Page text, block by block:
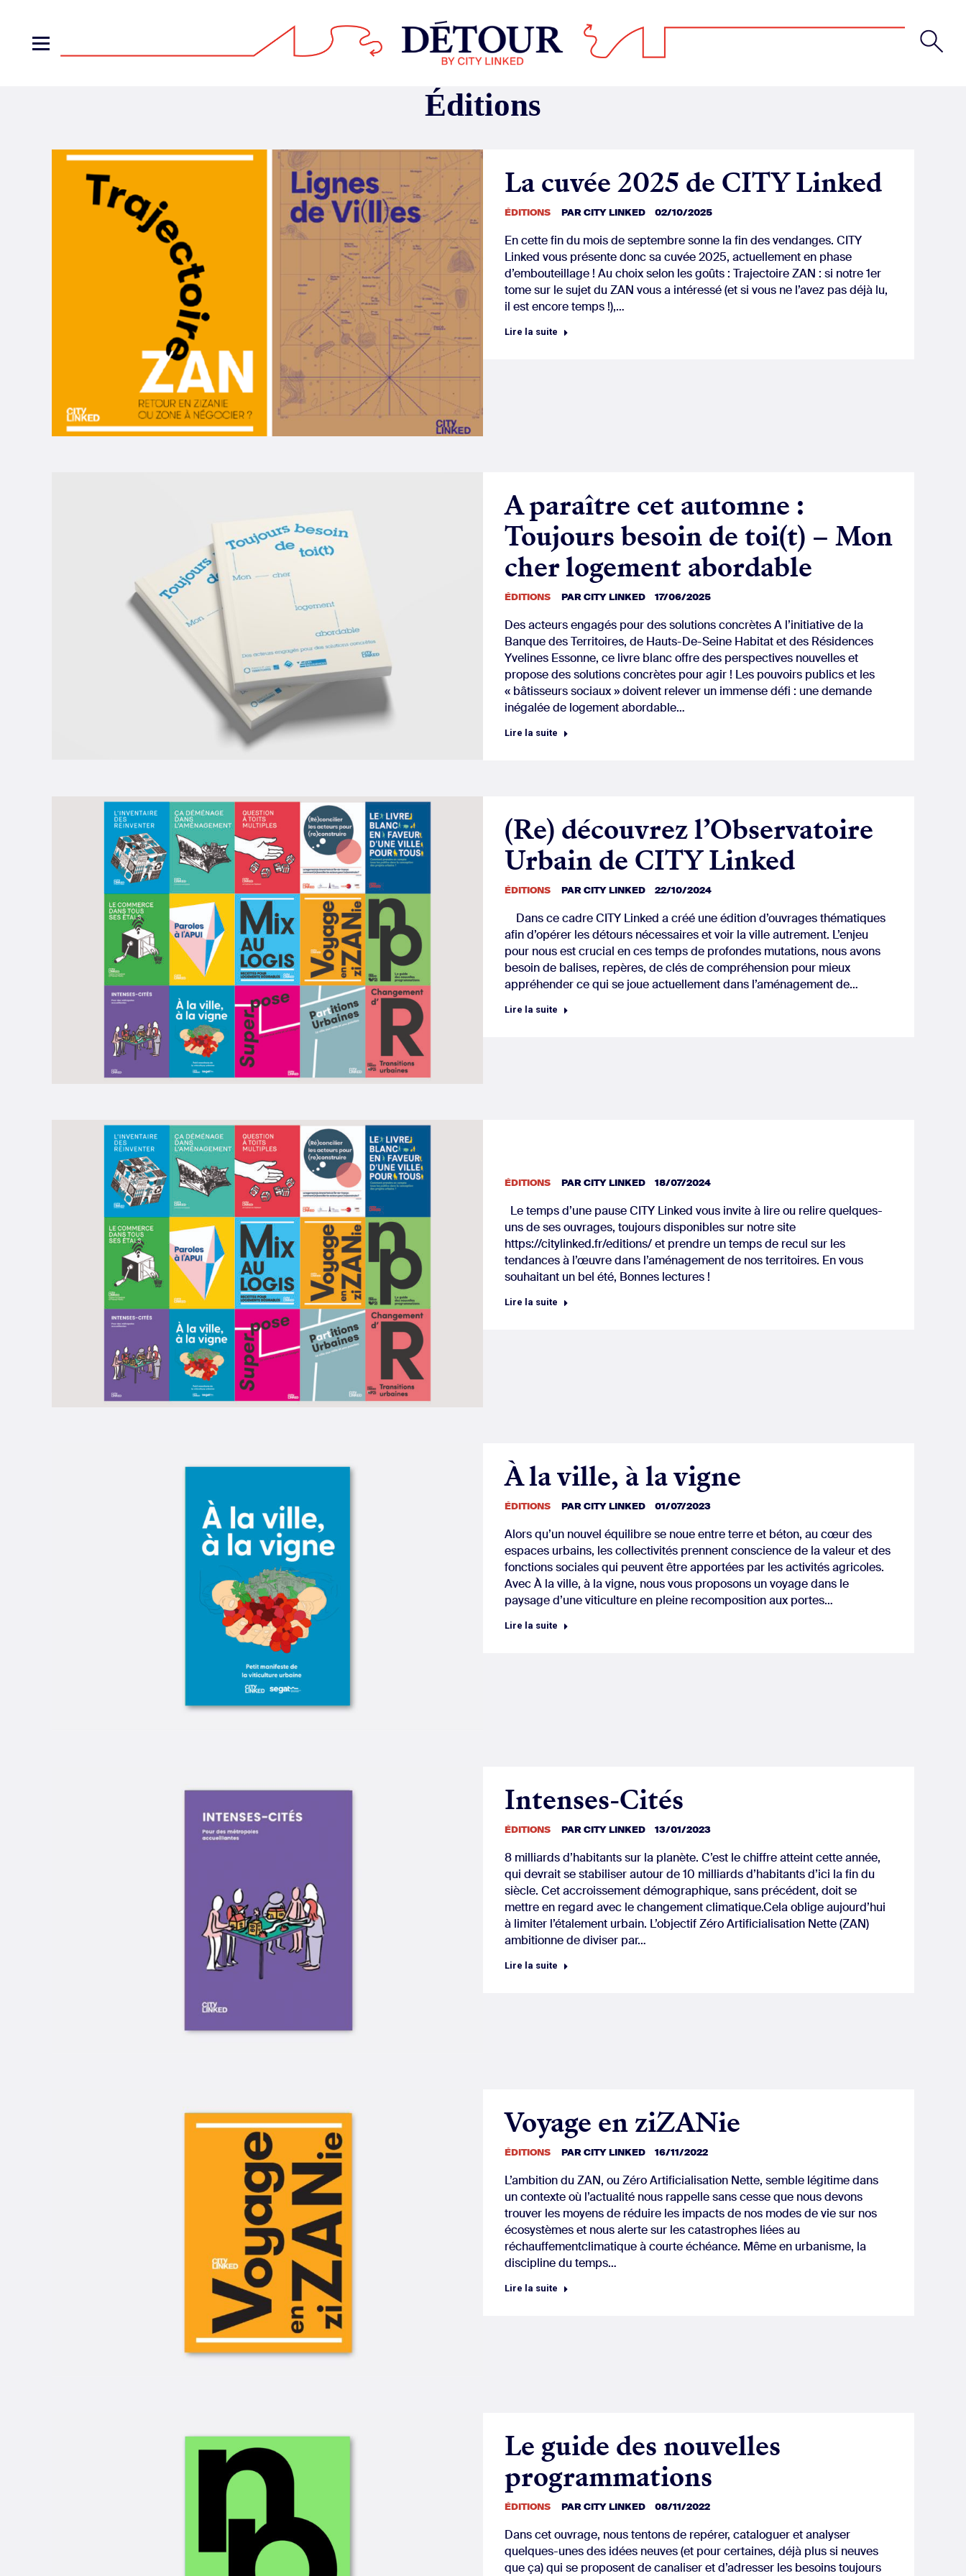
La cuvée 2025 de CITY Linked
ÉDITIONS PARCITY LINKED 02/10/2025
En cette fin du mois de septembre sonne la fin des vendanges. CITY
Linked vous présente donc sa cuvée 2025, actuellement en phase
d’embouteillage ! Au choix selon les goûts : Trajectoire ZAN : si notre 1er
tome sur le sujet du ZAN vous a intéressé (et si vous ne l’avez pas déjà lu,
il est encore temps !),…
Lire la suite
A paraître cet automne :
Toujours besoin de toi(t) – Mon
cher logement abordable
ÉDITIONS PARCITY LINKED 17/06/2025
Des acteurs engagés pour des solutions concrètes A l’initiative de la
Banque des Territoires, de Hauts-De-Seine Habitat et des Résidences
Yvelines Essonne, ce livre blanc offre des perspectives nouvelles et
propose des solutions concrètes pour agir ! Les pouvoirs publics et les
« bâtisseurs sociaux » doivent relever un immense défi : une demande
inégalée de logement abordable…
Lire la suite
(Re) découvrez l’Observatoire
Urbain de CITY Linked
ÉDITIONS PARCITY LINKED 22/10/2024
Dans ce cadre CITY Linked a créé une édition d’ouvrages thématiques
afin d’opérer les détours nécessaires et voir la ville autrement. L’enjeu
pour nous est crucial en ces temps de profondes mutations, nous avons
besoin de balises, repères, de clés de compréhension pour mieux
appréhender ce qui se joue actuellement dans l’aménagement de…
Lire la suite
ÉDITIONS PARCITY LINKED 18/07/2024
Le temps d’une pause CITY Linked vous invite à lire ou relire quelques-
uns de ses ouvrages, toujours disponibles sur notre site
https://citylinked.fr/editions/ et prendre un temps de recul sur les
tendances à l’œuvre dans l’aménagement de nos territoires. En vous
souhaitant un bel été, Bonnes lectures !
Lire la suite
À la ville, à la vigne
ÉDITIONS PARCITY LINKED 01/07/2023
Alors qu’un nouvel équilibre se noue entre terre et béton, au cœur des
espaces urbains, les collectivités prennent conscience de la valeur et des
fonctions sociales qui peuvent être apportées par les activités agricoles.
Avec À la ville, à la vigne, nous vous proposons un voyage dans le
paysage d’une viticulture en pleine recomposition aux portes…
Lire la suite
Intenses-Cités
ÉDITIONS PARCITY LINKED 13/01/2023
8 milliards d’habitants sur la planète. C’est le chiffre atteint cette année,
qui devrait se stabiliser autour de 10 milliards d’habitants d’ici la fin du
siècle. Cet accroissement démographique, sans précédent, doit se
mettre en regard avec le changement climatique.Cela oblige aujourd’hui
à limiter l’étalement urbain. L’objectif Zéro Artificialisation Nette (ZAN)
ambitionne de diviser par…
Lire la suite
Voyage en ziZANie
ÉDITIONS PARCITY LINKED 16/11/2022
L’ambition du ZAN, ou Zéro Artificialisation Nette, semble légitime dans
un contexte où l’actualité nous rappelle sans cesse que nous devons
trouver les moyens de réduire les impacts de nos modes de vie sur nos
écosystèmes et nous alerte sur les catastrophes liées au
réchauffementclimatique à courte échéance. Même en urbanisme, la
discipline du temps…
Lire la suite
Le guide des nouvelles
programmations
ÉDITIONS PARCITY LINKED 08/11/2022
Dans cet ouvrage, nous tentons de repérer, cataloguer et analyser
quelques-unes des idées neuves (et pour certaines, déjà plus si neuves
que ça) qui se proposent de canaliser et d’adresser les besoins toujours